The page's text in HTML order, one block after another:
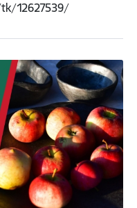
12627539/